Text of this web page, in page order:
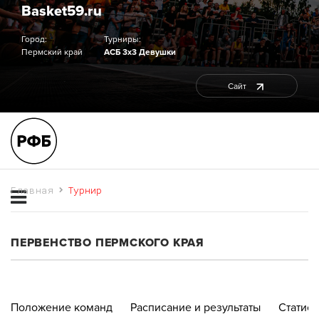
Basket59.ru
Город:
Пермский край
Турниры:
АСБ 3х3 Девушки
Сайт
Главная Турнир
ПЕРВЕНСТВО ПЕРМСКОГО КРАЯ
Положение команд Расписание и результаты